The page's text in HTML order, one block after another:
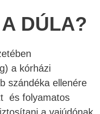
DÚLA?
a kórházi
szándéka ellenére
és folyamatos